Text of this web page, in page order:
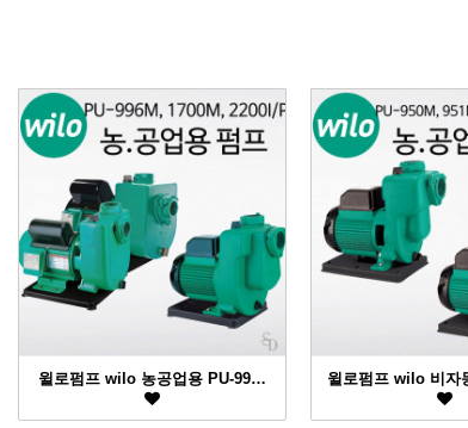
윌로펌프 wilo 농공업용 PU-99… 윌로펌프 wilo 비자